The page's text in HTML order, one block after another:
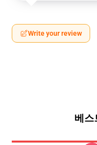
Write your review
베스